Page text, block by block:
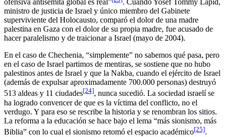
ofensiva antisemita global es real”
. Cuando Yosef Tommy Lapid,
ministro de justicia de Israel y único miembro del Gabinete
superviviente del Holocausto, comparó el dolor de una madre
palestina en Gaza con el dolor de su propia madre, fue acusado de
hacer paralelismo y de traicionar a Israel (mayo de 2004).
En el caso de Chechenia, “simplemente” no sabemos qué pasa, pero
en el caso de Israel partimos de mentiras, se sostiene que no hubo
palestinos antes de Israel y que la Nakba, cuando el ejército de Israel
(además de expulsar aproximadamente 700.000 personas) destruyó
513 aldeas y 11 ciudades[24], nunca sucedió. La sociedad israelí se
ha logrado convencer de que es la víctima del conflicto, no el
verdugo. Y para eso se rescribe la historia y se renombran los sitios.
La reforma a la educación se hace bajo el lema “más sionismo, más
Biblia” con lo cual el sionismo retomó el espacio académico[25].